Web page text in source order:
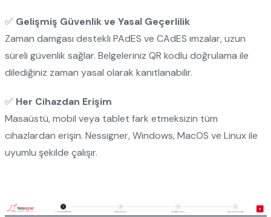
✅ Gelişmiş Güvenlik ve Yasal Geçerlilik
Zaman damgası destekli PAdES ve CAdES imzalar, uzun
süreli güvenlik sağlar. Belgeleriniz QR kodlu doğrulama ile
dilediğiniz zaman yasal olarak kanıtlanabilir.
✅ Her Cihazdan Erişim
Masaüstü, mobil veya tablet fark etmeksizin tüm
cihazlardan erişin. Nessigner, Windows, MacOS ve Linux ile
uyumlu şekilde çalışır.